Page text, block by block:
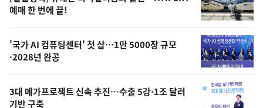
상
오
의
사
예매 한 번에 끝!
'국가 AI 컴퓨팅센터' 첫 삽…1만 5000장 규모
·2028년 완공
3대 메가프로젝트 신속 추진…수출 5강·1조 달러
기반 구축